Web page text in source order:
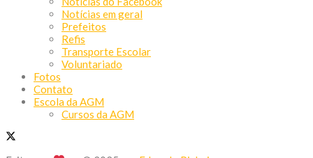
Notícias em geral
Prefeitos
Refis
Transporte Escolar
Voluntariado
Fotos
Contato
Escola da AGM
Cursos da AGM